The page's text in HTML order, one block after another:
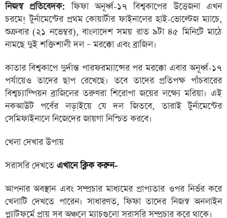
নিজস্ব প্রতিবেদক: ফিফা অনূর্ধ্ব-১৭ বিশ্বকাপের উত্তেজনা এখন
চরমে! টুর্নামেন্টের প্রথম কোয়ার্টার ফাইনালের হাই-ভোল্টেজ ম্যাচে,
শুক্রবার (২১ নভেম্বর), বাংলাদেশ সময় রাত ৯টা ৪৫ মিনিটে মাঠে
নামছে দুই শক্তিশালী দল – মরক্কো এবং ব্রাজিল।
কাতার বিশ্বকাপে দুর্দান্ত পারফরম্যান্সের পর মরক্কো এবার অনূর্ধ্ব-১৭
পর্যায়েও তাদের ছাপ রেখেছে। তবে তাদের প্রতিপক্ষ পাঁচবারের
বিশ্বচ্যাম্পিয়ন ব্রাজিলের তরুণরা শিরোপা জয়ের লক্ষ্যে মরিয়া। এই
নকআউট পর্বের লড়াইয়ে যে দল জিতবে, তারাই টুর্নামেন্টের
সেমিফাইনালে নিজেদের জায়গা নিশ্চিত করবে।
খেলা দেখার উপায়
সরাসরি দেখতে এখানে ক্লিক করুন-
আপনার অবস্থান এবং সম্প্রচার মাধ্যমের প্রাপ্যতার ওপর নির্ভর করে
খেলাটি দেখতে পারেন। সাধারণত, ফিফা তাদের নিজস্ব অনলাইন
প্ল্যাটফর্মে প্রায় সব অঞ্চলে ম্যাচগুলো সরাসরি সম্প্রচার করে থাকে।